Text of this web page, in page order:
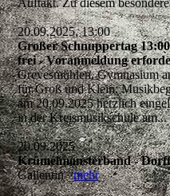
Auftakt. Zu diesem
20.09.2025, 13:00
Großer Schnuppertag
frei - Voranmeldung
Grevesmühlen, Gymnasium
für Groß und Klein:
am 20.09.2025 herzlich
in der Kreismusikschule
20.09.2025
Krümelmonsterband -
Gallentinmehr